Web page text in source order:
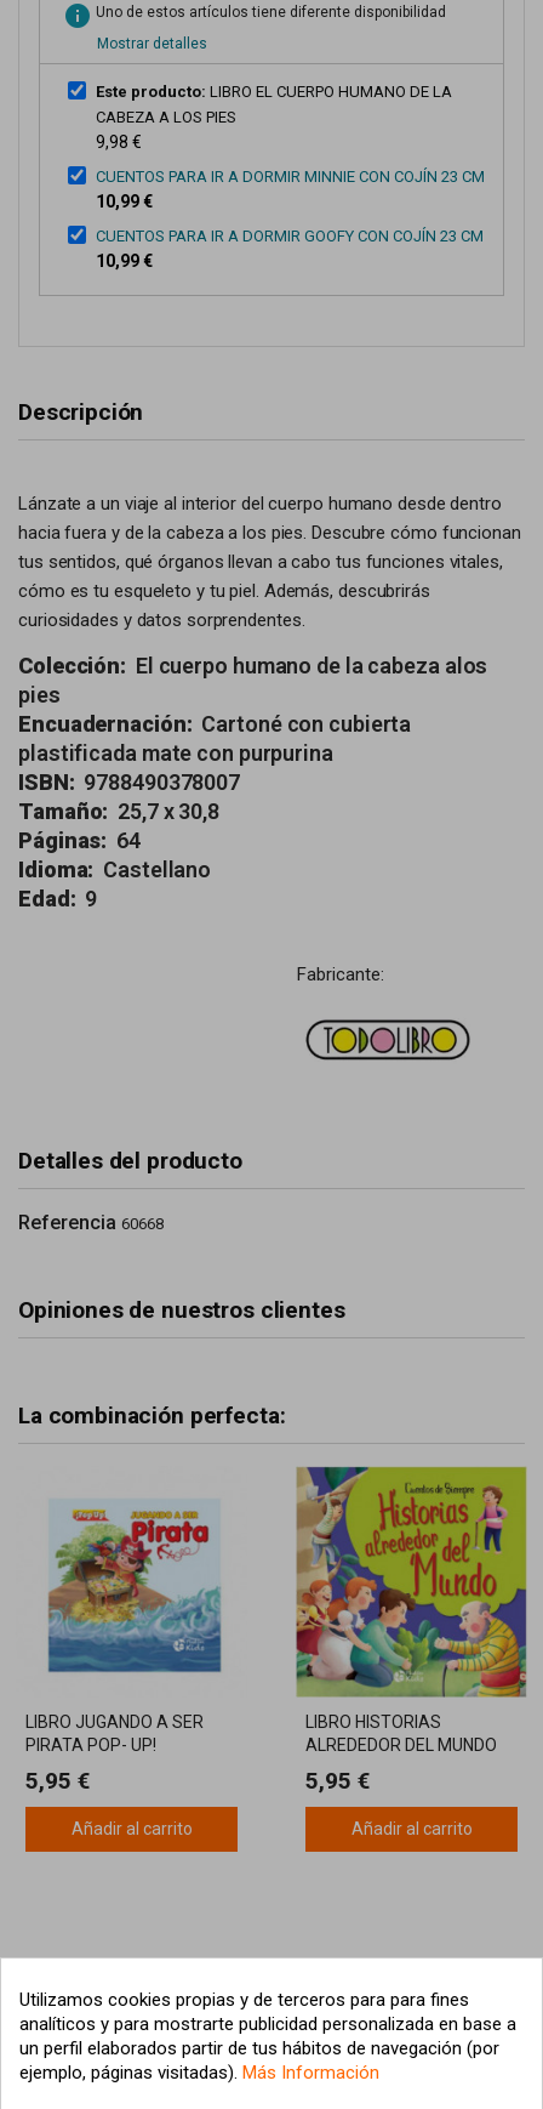
info Uno de estos artículos tiene diferente disponibilidad
Mostrar detalles
Este producto: LIBRO EL CUERPO HUMANO DE LA
CABEZA A LOS PIES
9,98 €
CUENTOS PARA IR A DORMIR MINNIE CON COJÍN 23 CM
10,99 €
CUENTOS PARA IR A DORMIR GOOFY CON COJÍN 23 CM
10,99 €
Descripción
Lánzate a un viaje al interior del cuerpo humano desde dentro
hacia fuera y de la cabeza a los pies. Descubre cómo funcionan
tus sentidos, qué órganos llevan a cabo tus funciones vitales,
cómo es tu esqueleto y tu piel. Además, descubrirás
curiosidades y datos sorprendentes.
Colección: El cuerpo humano de la cabeza alos
pies
Encuadernación: Cartoné con cubierta
plastificada mate con purpurina
ISBN: 9788490378007
Tamaño: 25,7 x 30,8
Páginas: 64
Idioma: Castellano
Edad: 9
Fabricante:
Detalles del producto
Referencia 60668
Opiniones de nuestros clientes
La combinación perfecta:
LIBRO JUGANDO A SER
PIRATA POP- UP!
5,95 €
Añadir al carrito
LIBRO HISTORIAS
ALREDEDOR DEL MUNDO
5,95 €
Añadir al carrito
Utilizamos cookies propias y de terceros para para fines
analíticos y para mostrarte publicidad personalizada en base a
un perfil elaborados partir de tus hábitos de navegación (por
ejemplo, páginas visitadas). Más Información